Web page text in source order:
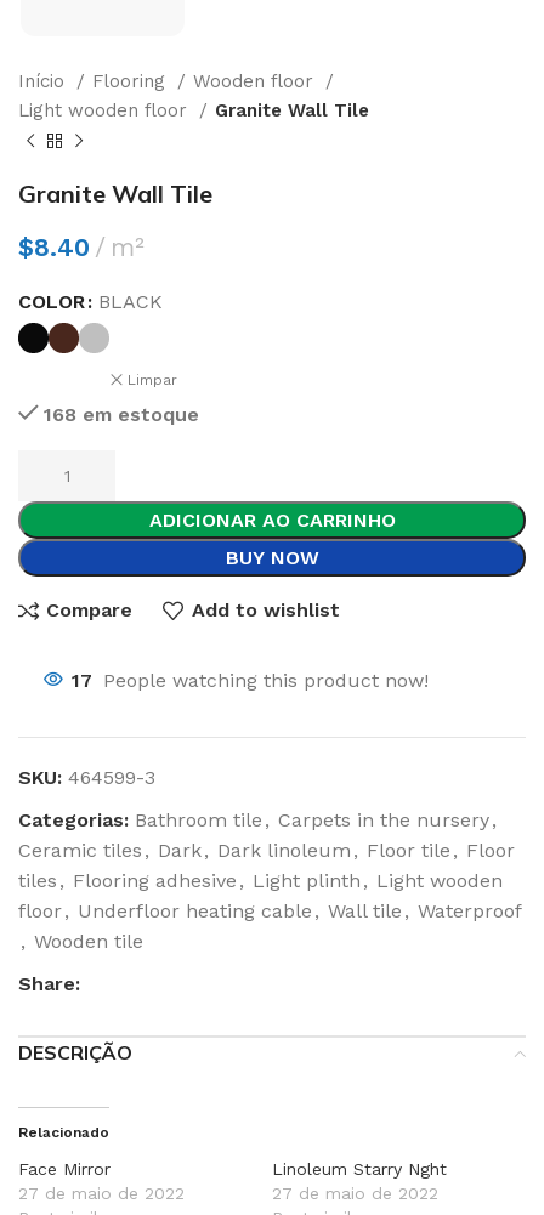
Início Flooring
Wooden floor
Light wooden floor
Granite Wall Tile
Granite Wall Tile
$8.40 m²
COLOR BLACK
Limpar
168 em estoque
ADICIONAR AO CARRINHO
BUY NOW
Compare Add to wishlist
17 People watching this product now!
SKU: 464599-3
Categorias: Bathroom tile , Carpets in the nursery,
Ceramic tiles , Dark, Dark linoleum , Floor tile , Floor
tiles , Flooring adhesive , Light plinth , Light wooden
floor, Underfloor heating cable , Wall tile , Waterproof
, Wooden tile
Share:
DESCRIÇÃO
Relacionado
Face Mirror
27 de maio de 2022
Linoleum Starry Nght
27 de maio de 2022